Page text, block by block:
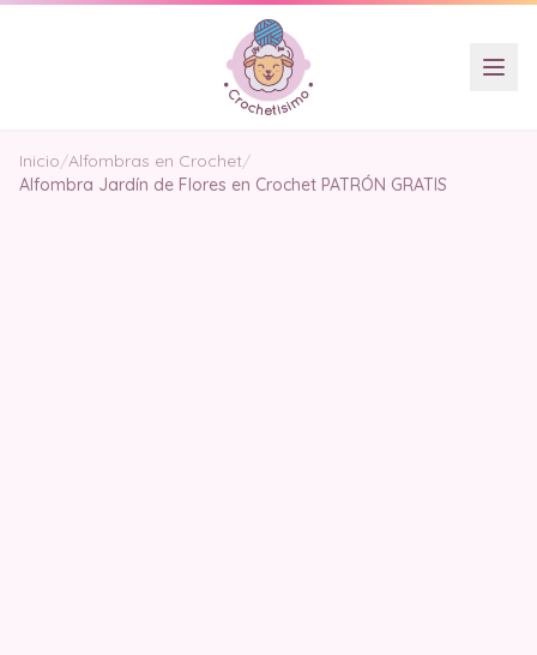
Inicio/Alfombras en Crochet/
Alfombra Jardín de Flores en Crochet PATRÓN GRATIS